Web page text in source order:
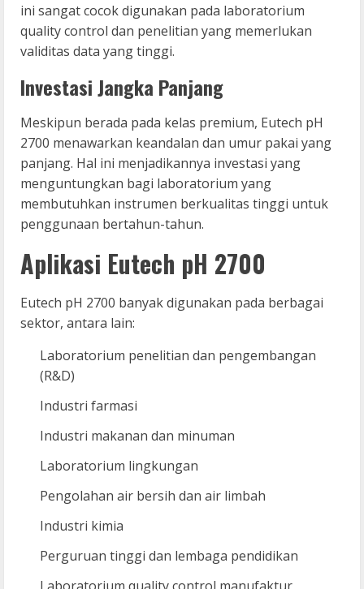
ini sangat cocok digunakan pada laboratorium
quality control dan penelitian yang memerlukan
validitas data yang tinggi.
Investasi Jangka Panjang
Meskipun berada pada kelas premium, Eutech pH
2700 menawarkan keandalan dan umur pakai yang
panjang. Hal ini menjadikannya investasi yang
menguntungkan bagi laboratorium yang
membutuhkan instrumen berkualitas tinggi untuk
penggunaan bertahun-tahun.
Aplikasi Eutech pH 2700
Eutech pH 2700 banyak digunakan pada berbagai
sektor, antara lain:
Laboratorium penelitian dan pengembangan
(R&D)
Industri farmasi
Industri makanan dan minuman
Laboratorium lingkungan
Pengolahan air bersih dan air limbah
Industri kimia
Perguruan tinggi dan lembaga pendidikan